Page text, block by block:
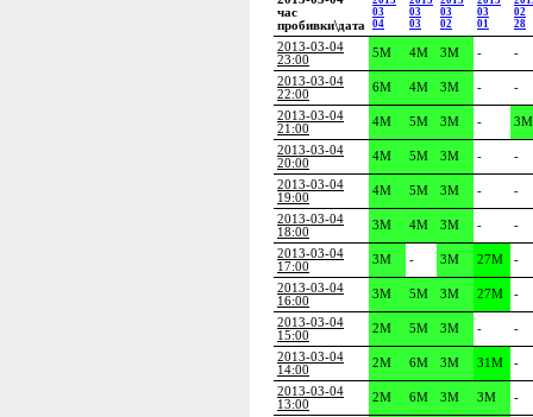
час
пробивки\дата
03
04
03
03
03
02
03
01
02
28
2013-03-04
23:00
5M 4M 3M - -
2013-03-04
22:00
6M 4M 3M - -
2013-03-04
21:00
4M 5M 3M - 3M
2013-03-04
20:00
4M 5M 3M - -
2013-03-04
19:00
4M 5M 3M - -
2013-03-04
18:00
3M 4M 3M - -
2013-03-04
17:00
3M - 3M 27M -
2013-03-04
16:00
3M 5M 3M 27M -
2013-03-04
15:00
2M 5M 3M - -
2013-03-04
14:00
2M 6M 3M 31M -
2013-03-04
13:00
2M 6M 3M 3M -